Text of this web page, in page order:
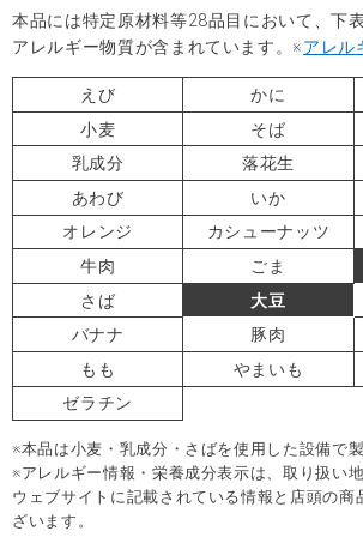
本品には特定原材料等28品目において、下
アレルギー物質が含まれています。※アレル
えび かに
小麦
そば
乳成分
落花生
あわび
いか
オレンジ
カシューナッツ
牛肉
ごま
さば
大豆
バナナ
豚肉
もも
やまいも
ゼラチン
※本品は小麦・乳成分・さばを使用した設備で製
※アレルギー情報・栄養成分表示は、取り扱い
ウェブサイトに記載されている情報と店頭の商
ざいます。